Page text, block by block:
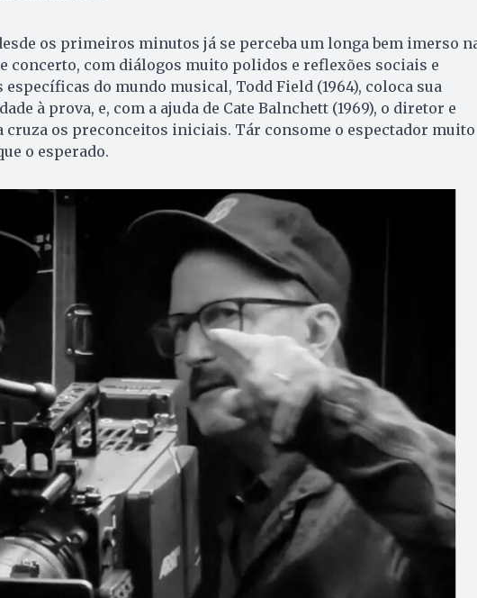
os primeiros minutos já se perceba um longa bem imerso
concerto, com diálogos muito polidos e reflexões sociais e
do mundo musical, Todd Field (1964), coloca sua
à prova, e, com a ajuda de Cate Balnchett (1969), o diretor e
os preconceitos iniciais. Tár consome o espectador muito
o esperado.